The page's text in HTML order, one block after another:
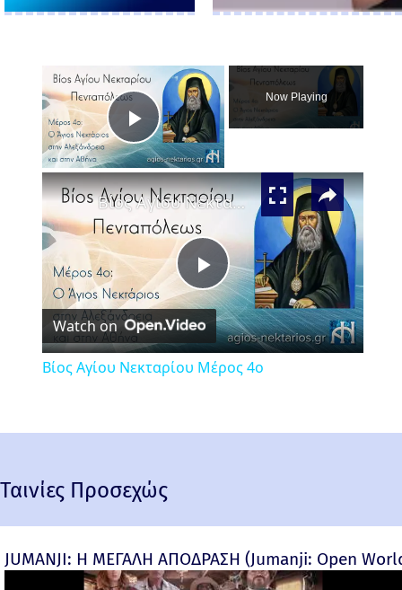
Play
Video
Now Playing
×
Play
Video
Βίος Αγίου Νεκταρίου Μέρος 4ο
Watch on
Βίος Αγίου Νεκταρίου Μέρος 4ο
Ταινίες Προσεχώς
JUMANJI: Η ΜΕΓΑΛΗ ΑΠΟΔΡΑΣΗ (Jumanji: Open